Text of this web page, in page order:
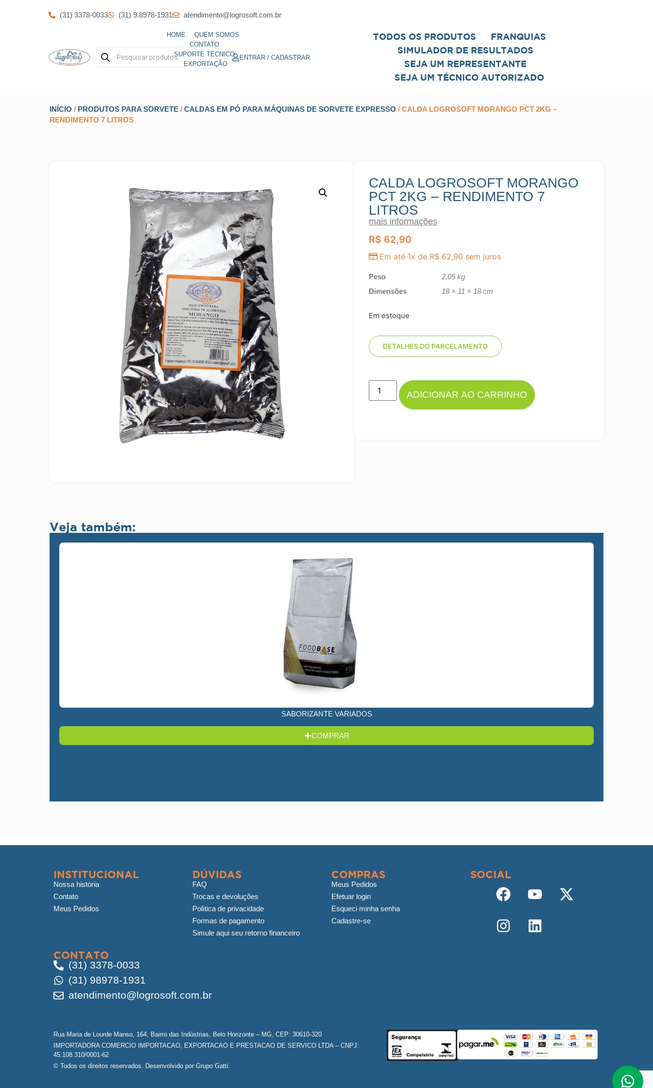
(31) 3378-0033 (31) 9.8978-1931 atendimento@logrosoft.com.br
HOME
QUEM SOMOS
CONTATO
SUPORTE TÉCNICO
EXPORTAÇÃO
ENTRAR / CADASTRAR
TODOS OS PRODUTOS
FRANQUIAS
SIMULADOR DE RESULTADOS
SEJA UM REPRESENTANTE
SEJA UM TÉCNICO AUTORIZADO
INÍCIO / PRODUTOS PARA SORVETE / CALDAS EM PÓ PARA MÁQUINAS DE SORVETE EXPRESSO / CALDA LOGROSOFT MORANGO PCT 2KG –
RENDIMENTO 7 LITROS
CALDA LOGROSOFT MORANGO
PCT 2KG – RENDIMENTO 7
LITROS
mais informações
R$ 62,90
Em até 1x de R$ 62,90 sem juros
Peso
2,05 kg
Dimensões
18 × 11 × 18 cm
Em estoque
DETALHES DO PARCELAMENTO
ADICIONAR AO CARRINHO
Veja também:
SABORIZANTE VARIADOS
COMPRAR
INSTITUCIONAL
Nossa história
Contato
Meus Pedidos
DÚVIDAS
FAQ
Trocas e devoluções
Política de privacidade
Formas de pagamento
Simule aqui seu retorno financeiro
COMPRAS
Meus Pedidos
Efetuar login
Esqueci minha senha
Cadastre-se
SOCIAL
CONTATO
(31) 3378-0033
(31) 98978-1931
atendimento@logrosoft.com.br
Rua Maria de Lourde Manso, 164, Bairro das Indústrias, Belo Horizonte – MG, CEP: 30610-320
IMPORTADORA COMERCIO IMPORTACAO, EXPORTACAO E PRESTACAO DE SERVICO LTDA – CNPJ:
45.108.310/0001-62
© Todos os direitos reservados. Desenvolvido por Grupo Gatti.